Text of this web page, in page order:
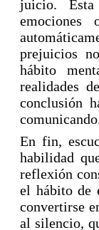
juicio. Esta
emociones
prejuicios
hábito
realidades
conclusión
En fin,
habilidad
reflexión
el hábito de
convertirse
al silencio,